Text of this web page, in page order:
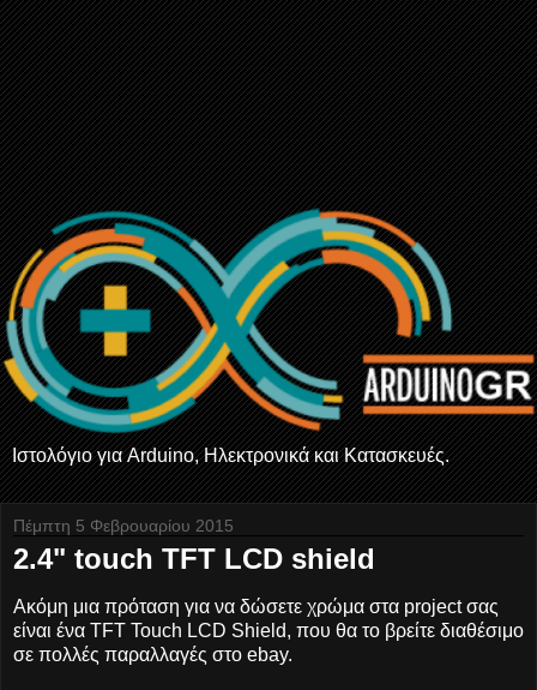
Ιστολόγιο για Arduino, Ηλεκτρονικά και Κατασκευές.
Πέμπτη 5 Φεβρουαρίου 2015
2.4" touch TFT LCD shield
Ακόμη μια πρόταση για να δώσετε χρώμα στα project σας
είναι ένα TFT Touch LCD Shield, που θα το βρείτε διαθέσιμο
σε πολλές παραλλαγές στο ebay.